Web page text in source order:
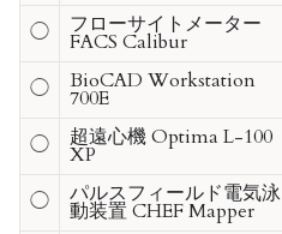
◯ フローサイトメーター
FACS Calibur
◯ BioCAD Workstation
700E
◯ 超遠心機 Optima L-100
XP
◯ パルスフィールド電気泳
動装置 CHEF Mapper